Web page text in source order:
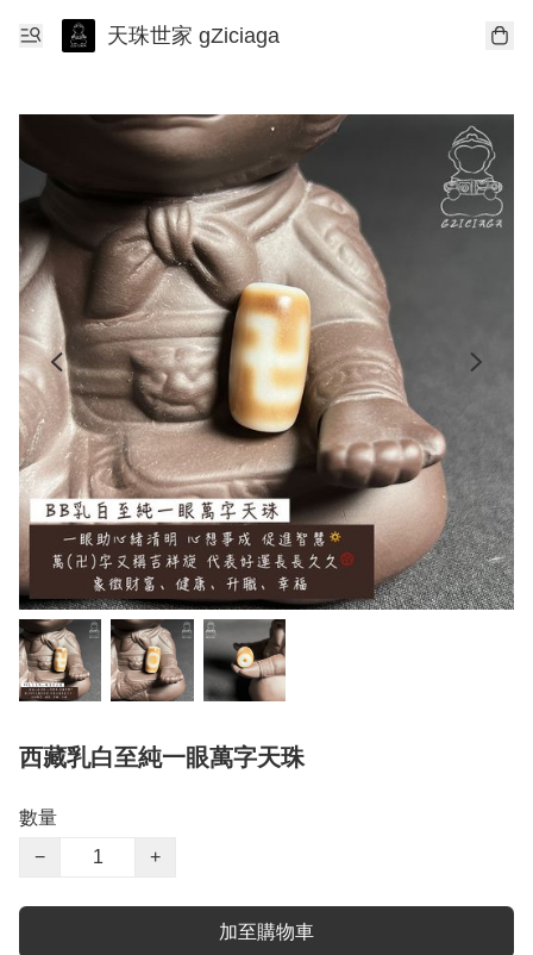
天珠世家 gZiciaga
西藏乳白至純一眼萬字天珠
數量
−
+
加至購物車